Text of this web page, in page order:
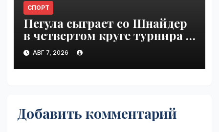
СПОРТ
Пегула сыграет со Шнайдер
в четвертом круге турнира в
Торонто | VseTime.ru
АВГ 7, 2026
Добавить комментарий